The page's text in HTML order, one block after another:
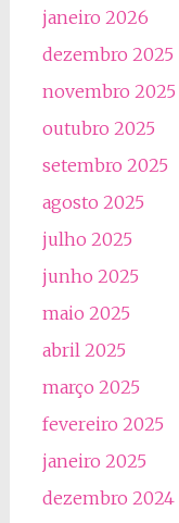
janeiro 2026
dezembro 2025
novembro 2025
outubro 2025
setembro 2025
agosto 2025
julho 2025
junho 2025
maio 2025
abril 2025
março 2025
fevereiro 2025
janeiro 2025
dezembro 2024